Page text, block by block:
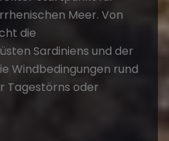
Meer. Von
die
Sardiniens und der
Windbedingungen rund
Tagestörns oder